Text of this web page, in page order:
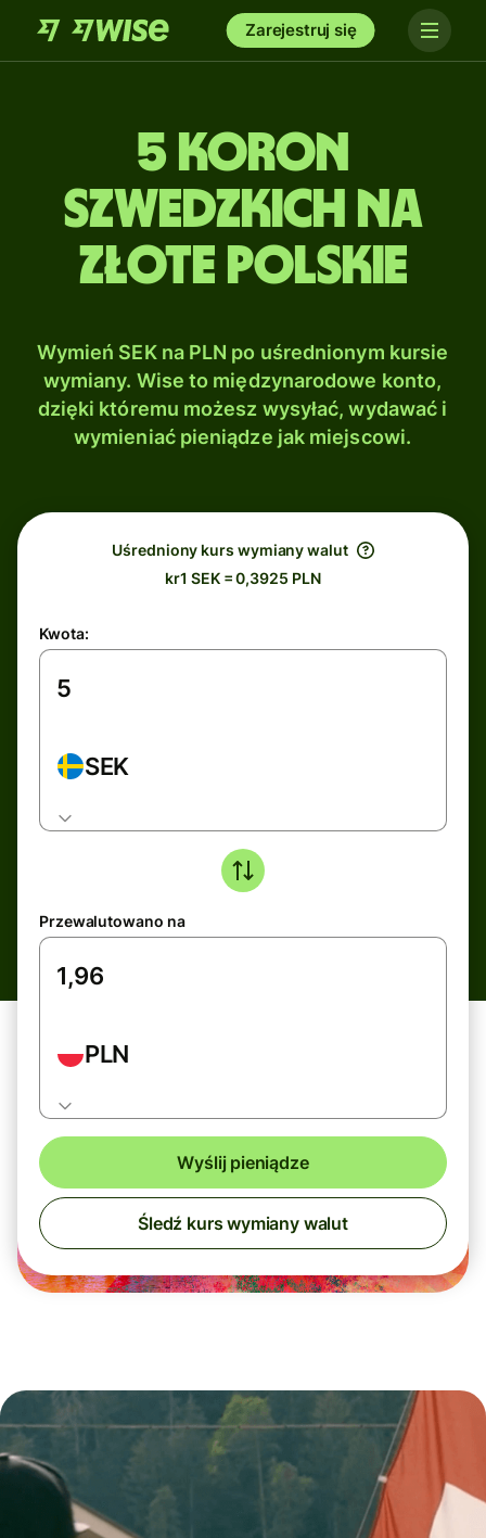
Zarejestruj się
5 Koron
szwedzkich na
Złote polskie
Wymień SEK na PLN po uśrednionym kursie
wymiany. Wise to międzynarodowe konto,
dzięki któremu możesz wysyłać, wydawać i
wymieniać pieniądze jak miejscowi.
Uśredniony kurs wymiany walut
kr1 SEK = 0,3925 PLN
Kwota:
SEK
Przewalutowano na
PLN
Wyślij pieniądze
Śledź kurs wymiany walut